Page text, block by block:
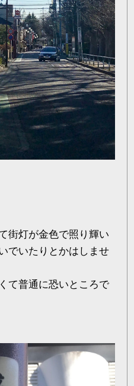
街灯が金色で照り輝い
でいたりとかはしませ
て普通に恐いところで